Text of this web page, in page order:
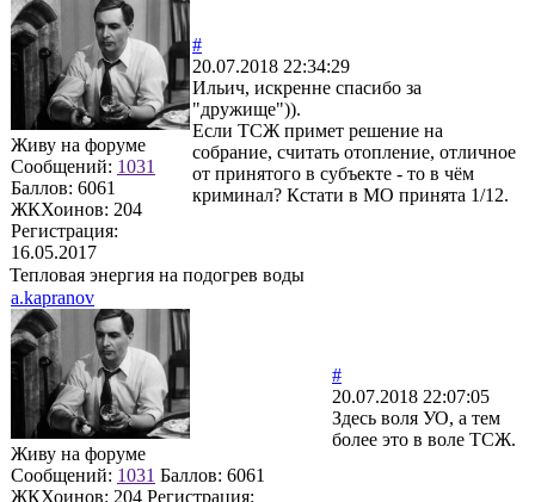
Живу на форуме
Сообщений: 1031
Баллов: 6061
ЖКХоинов: 204
Регистрация:
16.05.2017
#
20.07.2018 22:34:29
Ильич, искренне спасибо за
"дружище")).
Если ТСЖ примет решение на
собрание, считать отопление, отличное
от принятого в субъекте - то в чём
криминал? Кстати в МО принята 1/12.
Тепловая энергия на подогрев воды
a.kapranov
Живу на форуме
Сообщений: 1031 Баллов: 6061
ЖКХоинов: 204 Регистрация:
#
20.07.2018 22:07:05
Здесь воля УО, а тем
более это в воле ТСЖ.